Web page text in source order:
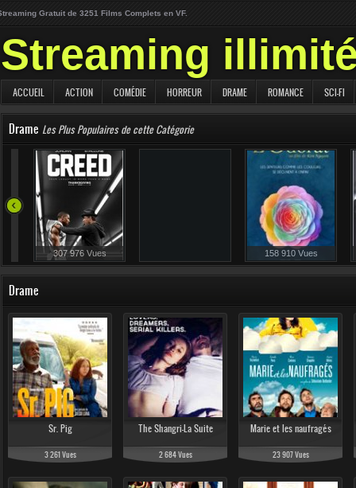
Gratuit de 3251 Films Complets en VF.
Streaming
ACCUEIL ACTION COMÉDIE HORREUR DRAME ROMANCE SCI-FI
Drame Les Plus Populaires de cette Catégorie
307 976 Vues
239 730 Vues
158 910 Vues
Drame
Sr. Pig
3 261 Vues
The Shangri-La Suite
2 684 Vues
Marie et les naufragés
23 907 Vues